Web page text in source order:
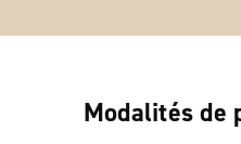
Modalités de